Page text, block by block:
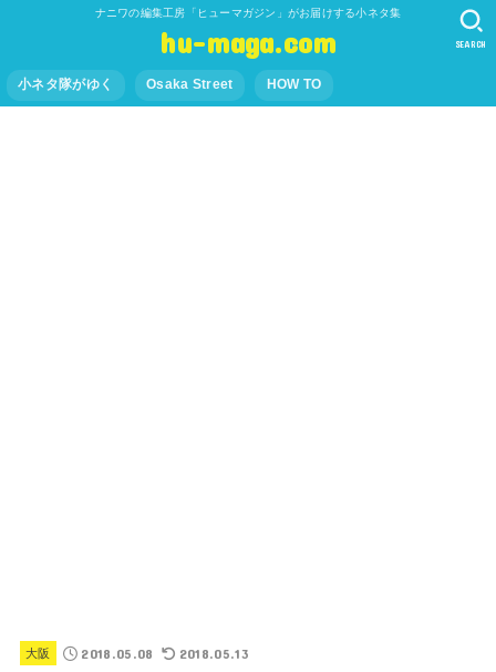
ナニワの編集工房「ヒューマガジン」がお届けする小ネタ集
hu-maga.com
小ネタ隊がゆく Osaka Street HOW TO
SEARCH
大阪 2018.05.08 2018.05.13